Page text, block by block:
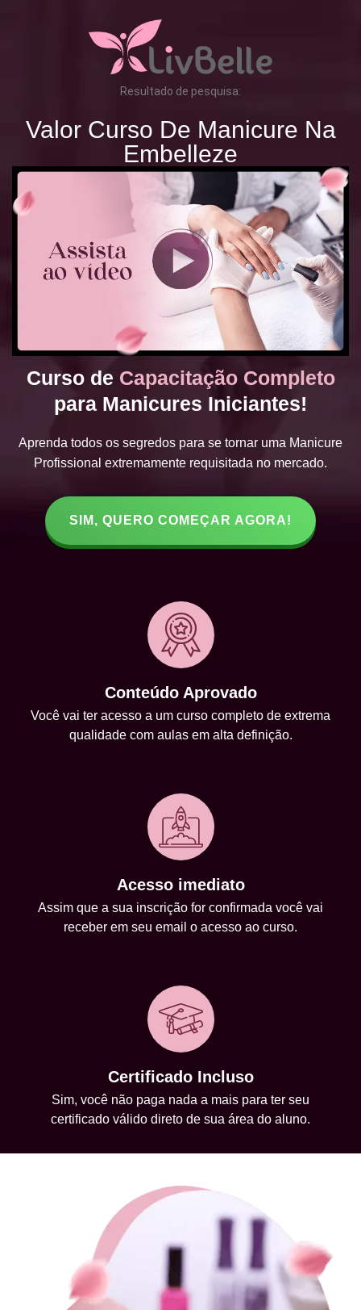
Resultado de pesquisa:
Valor Curso De Manicure Na
Embelleze
Curso de Capacitação Completo
para Manicures Iniciantes!
Aprenda todos os segredos para se tornar uma Manicure
Profissional extremamente requisitada no mercado.
SIM, QUERO COMEÇAR AGORA!
Conteúdo Aprovado
Você vai ter acesso a um curso completo de extrema
qualidade com aulas em alta definição.
Acesso imediato
Assim que a sua inscrição for confirmada você vai
receber em seu email o acesso ao curso.
Certificado Incluso
Sim, você não paga nada a mais para ter seu
certificado válido direto de sua área do aluno.